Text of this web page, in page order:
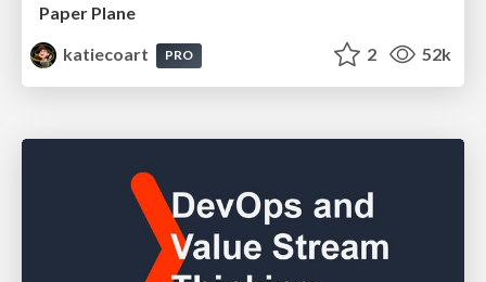
Paper Plane
katiecoart
PRO 2 52k